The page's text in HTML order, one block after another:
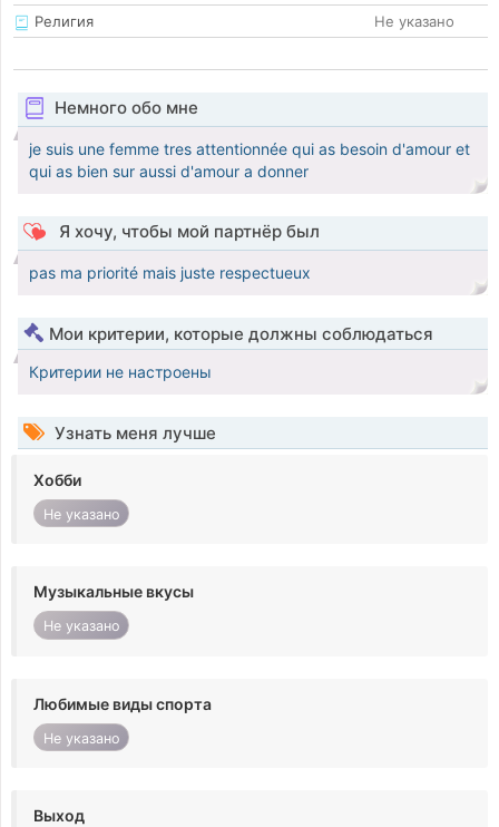
Религия
Не указано
Немного обо мне
je suis une femme tres attentionnée qui as besoin d'amour et
qui as bien sur aussi d'amour a donner
Я хочу, чтобы мой партнёр был
pas ma priorité mais juste respectueux
Мои критерии, которые должны соблюдаться
Критерии не настроены
Узнать меня лучше
Хобби
Не указано
Музыкальные вкусы
Не указано
Любимые виды спорта
Не указано
Выход